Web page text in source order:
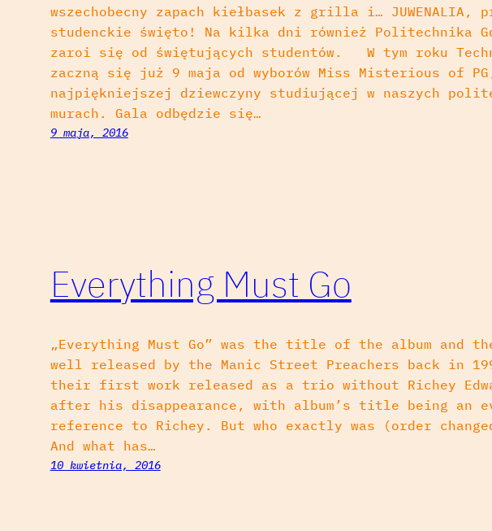
wszechobecny zapach kiełbasek z grilla i… JUWENALIA,
studenckie święto! Na kilka dni również Politechnika
zaroi się od świętujących studentów. W tym roku
zaczną się już 9 maja od wyborów Miss Misterious of
najpiękniejszej dziewczyny studiującej w naszych
murach. Gala odbędzie się…
9 maja, 2016
Everything Must Go
„Everything Must Go” was the title of the album and
well released by the Manic Street Preachers back in
their first work released as a trio without Richey
after his disappearance, with album’s title being an
reference to Richey. But who exactly was (order
And what has…
10 kwietnia, 2016